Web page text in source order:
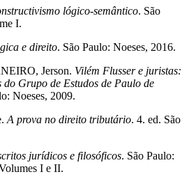
lógico-semântico. São
I.
e direito. São Paulo: Noeses, 2016.
Jerson. Vilém Flusser e juristas:
Grupo de Estudos de Paulo de
Noeses, 2009.
A prova no direito tributário. 4. ed. São
jurídicos e filosóficos. São Paulo:
I e II.